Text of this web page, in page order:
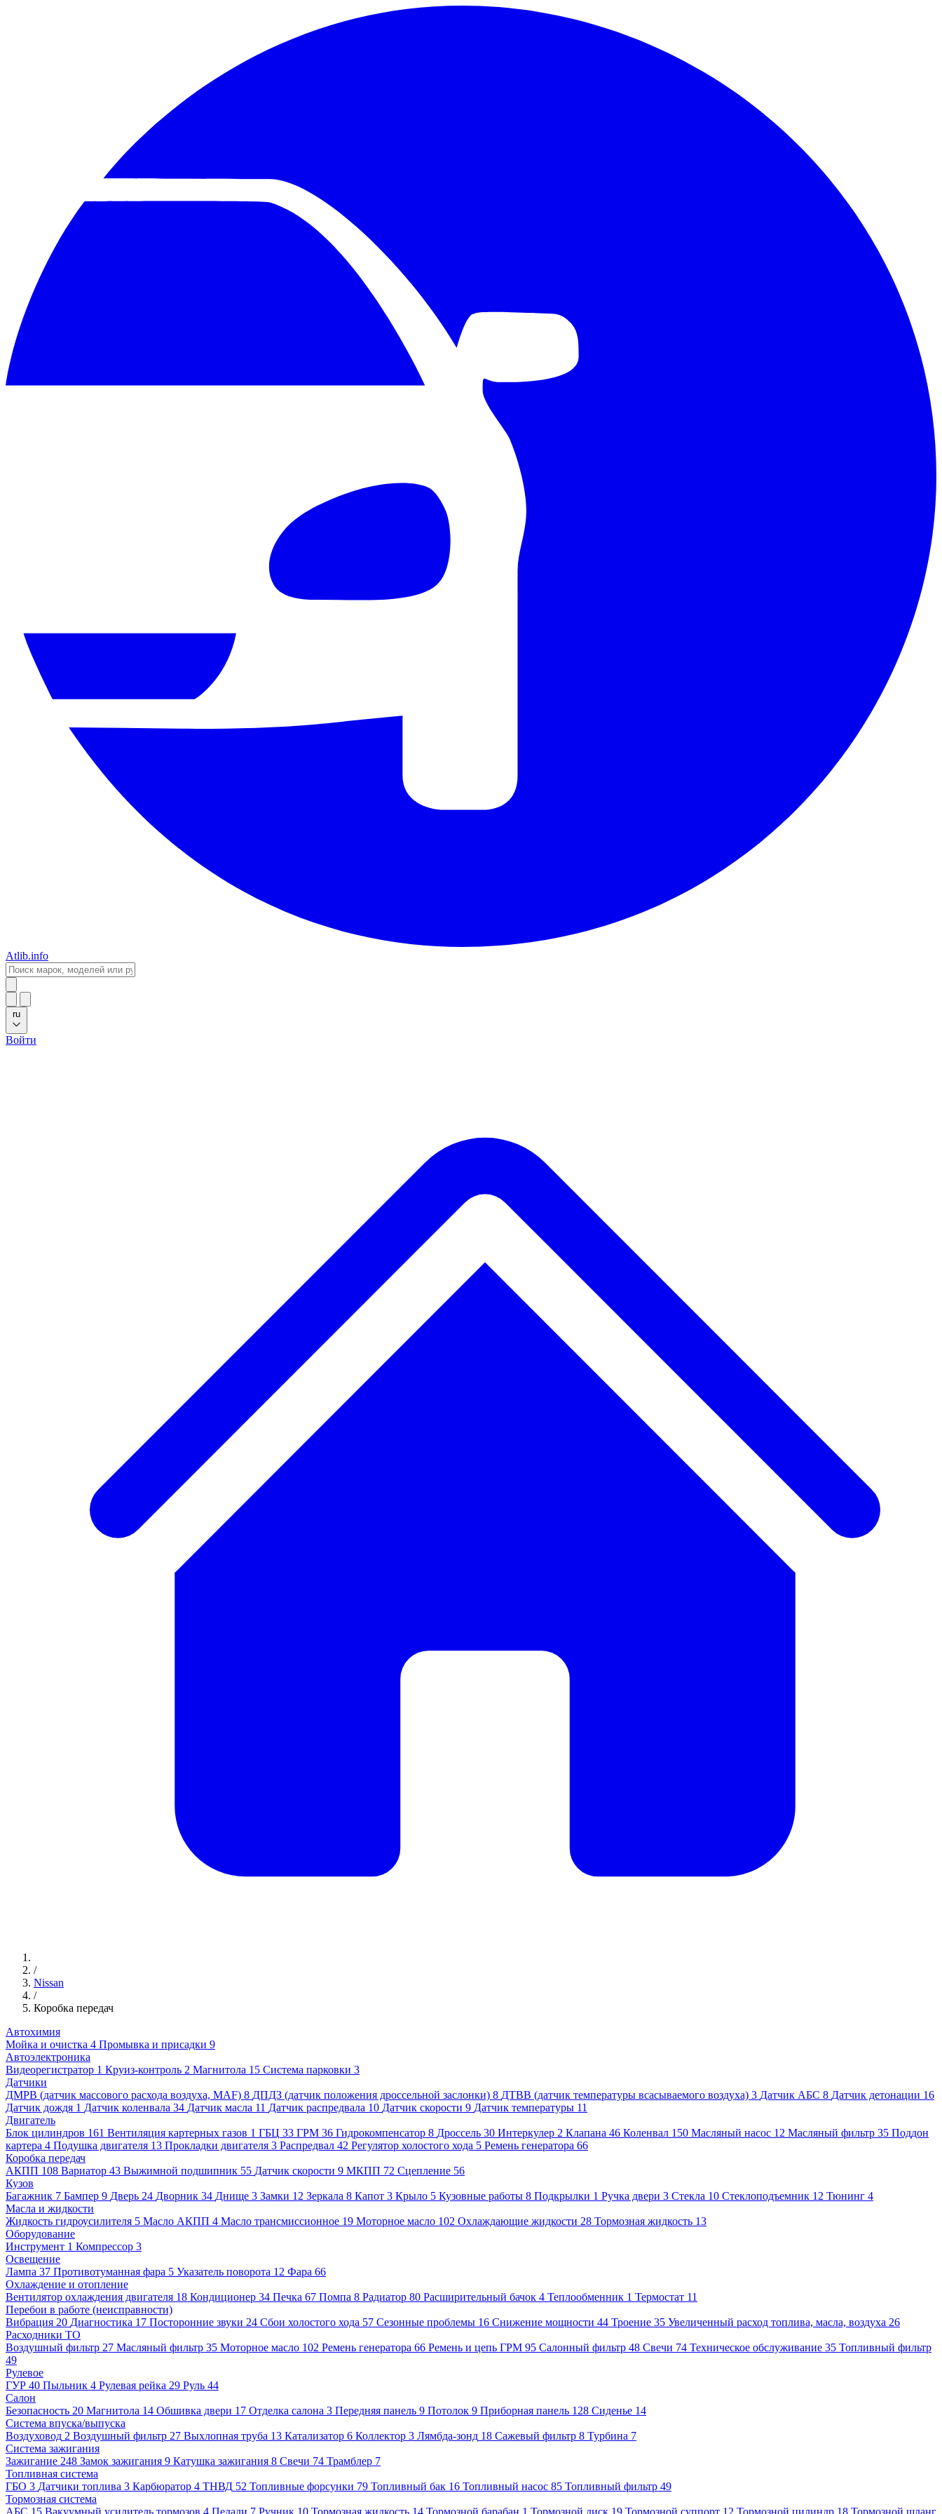
Atlib.info
ru
Войти
/
Nissan
/
Коробка передач
Автохимия
Мойка и очистка 4 Промывка и присадки 9
Автоэлектроника
Видеорегистратор 1 Круиз-контроль 2 Магнитола 15 Система парковки 3
Датчики
ДМРВ (датчик массового расхода воздуха, MAF) 8 ДПДЗ (датчик положения дроссельной заслонки) 8 ДТВВ (датчик температуры всасываемого воздуха) 3 Датчик АБС 8 Датчик детонации 16
Датчик дождя 1 Датчик коленвала 34 Датчик масла 11 Датчик распредвала 10 Датчик скорости 9 Датчик температуры 11
Двигатель
Блок цилиндров 161 Вентиляция картерных газов 1 ГБЦ 33 ГРМ 36 Гидрокомпенсатор 8 Дроссель 30 Интеркулер 2 Клапана 46 Коленвал 150 Масляный насос 12 Масляный фильтр 35 Поддон
картера 4 Подушка двигателя 13 Прокладки двигателя 3 Распредвал 42 Регулятор холостого хода 5 Ремень генератора 66
Коробка передач
АКПП 108 Вариатор 43 Выжимной подшипник 55 Датчик скорости 9 МКПП 72 Сцепление 56
Кузов
Багажник 7 Бампер 9 Дверь 24 Дворник 34 Днище 3 Замки 12 Зеркала 8 Капот 3 Крыло 5 Кузовные работы 8 Подкрылки 1 Ручка двери 3 Стекла 10 Стеклоподъемник 12 Тюнинг 4
Масла и жидкости
Жидкость гидроусилителя 5 Масло АКПП 4 Масло трансмиссионное 19 Моторное масло 102 Охлаждающие жидкости 28 Тормозная жидкость 13
Оборудование
Инструмент 1 Компрессор 3
Освещение
Лампа 37 Противотуманная фара 5 Указатель поворота 12 Фара 66
Охлаждение и отопление
Вентилятор охлаждения двигателя 18 Кондиционер 34 Печка 67 Помпа 8 Радиатор 80 Расширительный бачок 4 Теплообменник 1 Термостат 11
Перебои в работе (неисправности)
Вибрация 20 Диагностика 17 Посторонние звуки 24 Сбои холостого хода 57 Сезонные проблемы 16 Снижение мощности 44 Троение 35 Увеличенный расход топлива, масла, воздуха 26
Расходники ТО
Воздушный фильтр 27 Масляный фильтр 35 Моторное масло 102 Ремень генератора 66 Ремень и цепь ГРМ 95 Салонный фильтр 48 Свечи 74 Техническое обслуживание 35 Топливный фильтр
49
Рулевое
ГУР 40 Пыльник 4 Рулевая рейка 29 Руль 44
Салон
Безопасность 20 Магнитола 14 Обшивка двери 17 Отделка салона 3 Передняя панель 9 Потолок 9 Приборная панель 128 Сиденье 14
Система впуска/выпуска
Воздуховод 2 Воздушный фильтр 27 Выхлопная труба 13 Катализатор 6 Коллектор 3 Лямбда-зонд 18 Сажевый фильтр 8 Турбина 7
Система зажигания
Зажигание 248 Замок зажигания 9 Катушка зажигания 8 Свечи 74 Трамблер 7
Топливная система
ГБО 3 Датчики топлива 3 Карбюратор 4 ТНВД 52 Топливные форсунки 79 Топливный бак 16 Топливный насос 85 Топливный фильтр 49
Тормозная система
АБС 15 Вакуумный усилитель тормозов 4 Педали 7 Ручник 10 Тормозная жидкость 14 Тормозной барабан 1 Тормозной диск 19 Тормозной суппорт 12 Тормозной цилиндр 18 Тормозной шланг